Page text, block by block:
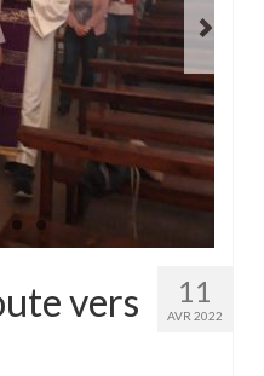
11
AVR 2022
vers